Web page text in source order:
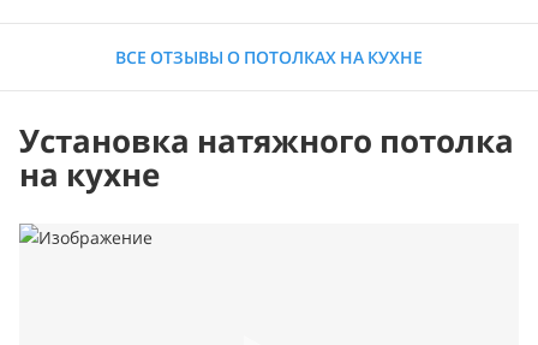
ВСЕ ОТЗЫВЫ О ПОТОЛКАХ НА КУХНЕ
Установка натяжного потолка
на кухне